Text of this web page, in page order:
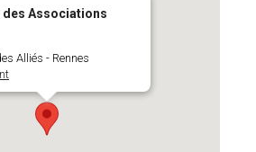
des Associations
Alliés - Rennes